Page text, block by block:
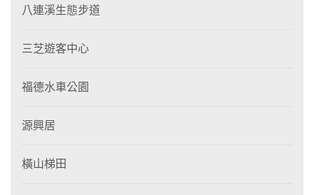
八連溪生態步道
三芝遊客中心
福德水車公園
源興居
橫山梯田